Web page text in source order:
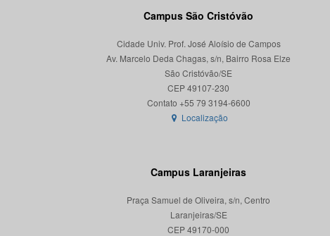
Campus São Cristóvão
Cidade Univ. Prof. José Aloísio de Campos
Av. Marcelo Deda Chagas, s/n, Bairro Rosa Elze
São Cristóvão/SE
CEP 49107-230
Localização
Campus Laranjeiras
Praça Samuel de Oliveira, s/n, Centro
Laranjeiras/SE
CEP 49170-000